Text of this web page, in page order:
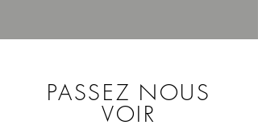
PASSEZ NOUS
VOIR